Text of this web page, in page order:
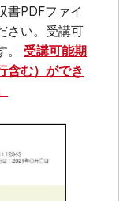
書PDFファイ
さい。受講可
。 受講可能期
含む）ができ